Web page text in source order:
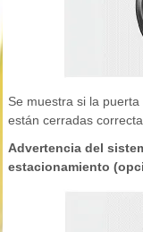
Se muestra si la
están cerradas
Advertencia del
estacionamiento